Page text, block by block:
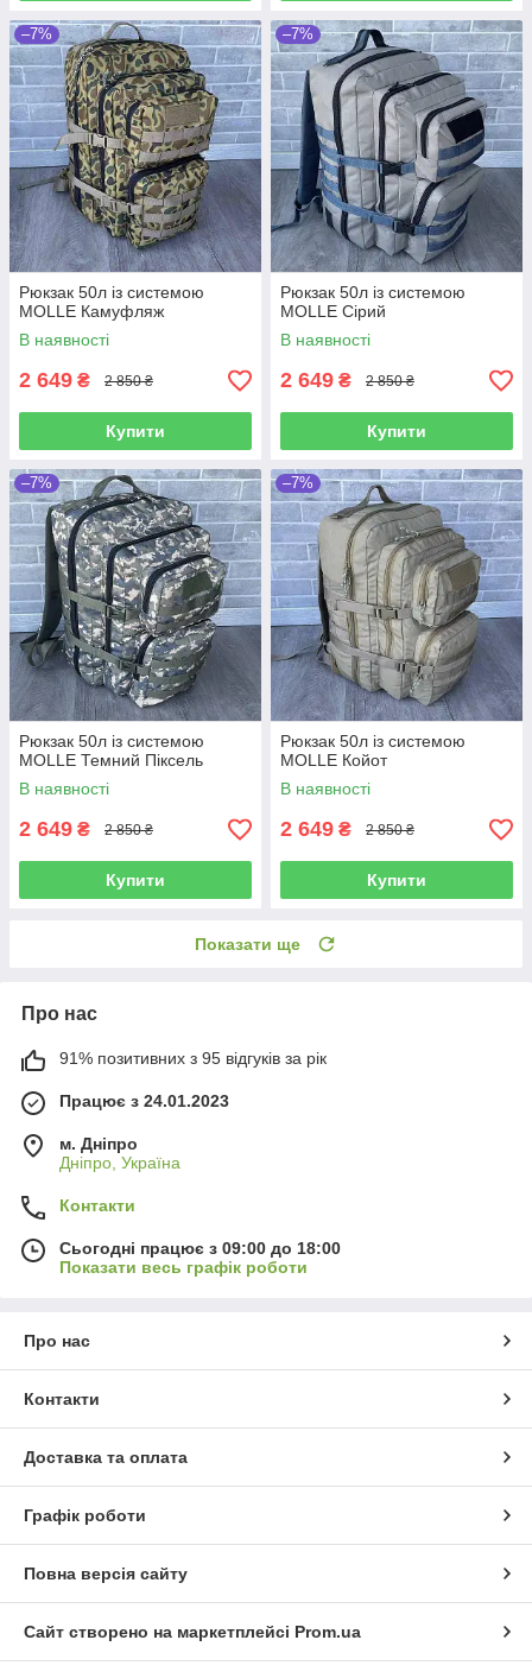
–7%
Рюкзак 50л із системою
MOLLE Камуфляж
В наявності
2 649 ₴ 2 850 ₴
Купити
–7%
Рюкзак 50л із системою
MOLLE Сірий
В наявності
2 649 ₴ 2 850 ₴
Купити
–7%
Рюкзак 50л із системою
MOLLE Темний Піксель
В наявності
2 649 ₴ 2 850 ₴
Купити
–7%
Рюкзак 50л із системою
MOLLE Койот
В наявності
2 649 ₴ 2 850 ₴
Купити
Показати ще
Про нас
91% позитивних з 95 відгуків за рік
Працює з 24.01.2023
м. Дніпро
Дніпро, Україна
Контакти
Сьогодні працює з 09:00 до 18:00
Показати весь графік роботи
Про нас
Контакти
Доставка та оплата
Графік роботи
Повна версія сайту
Сайт створено на маркетплейсі Prom.ua